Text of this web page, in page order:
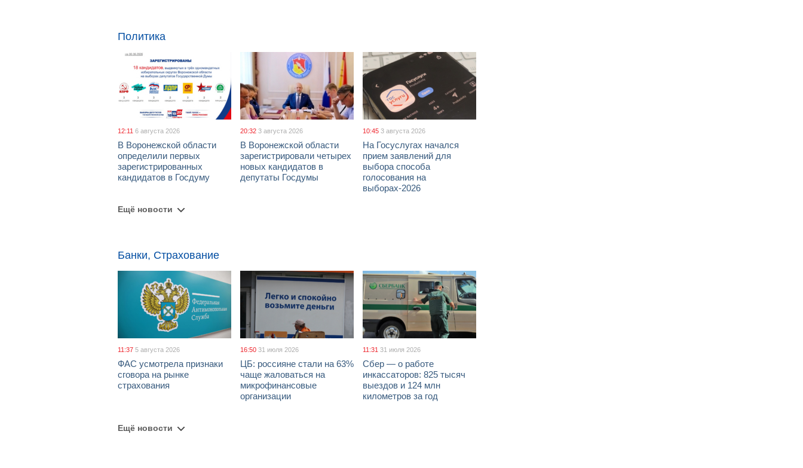
Политика
12:11 6 августа 2026
В Воронежской области
определили первых
зарегистрированных
кандидатов в Госдуму
20:32 3 августа 2026
В Воронежской области
зарегистрировали четырех
новых кандидатов в
депутаты Госдумы
10:45 3 августа 2026
На Госуслугах начался
прием заявлений для
выбора способа
голосования на
выборах-2026
Ещё новости
Банки, Страхование
11:37 5 августа 2026
ФАС усмотрела признаки
сговора на рынке
страхования
16:50 31 июля 2026
ЦБ: россияне стали на 63%
чаще жаловаться на
микрофинансовые
организации
11:31 31 июля 2026
Сбер — о работе
инкассаторов: 825 тысяч
выездов и 124 млн
километров за год
Ещё новости